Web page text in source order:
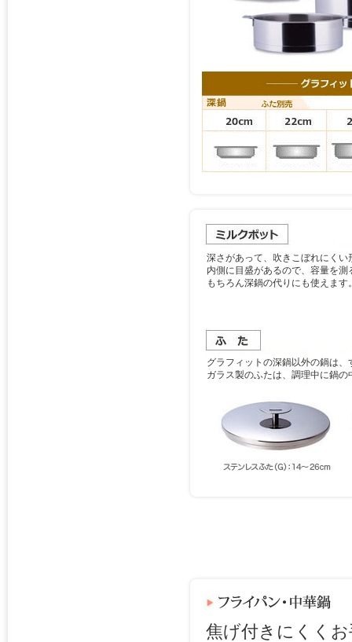
深さがあって、吹きこぼれにくい
内側に目盛があるので、容量を測
もちろん深鍋の代りにも使えます
グラフィットの深鍋以外の鍋は
ガラス製のふたは、調理中に鍋
焦げ付きにくく